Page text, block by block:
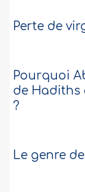
Perte de
Pourquoi
de Hadiths
?
Le genre